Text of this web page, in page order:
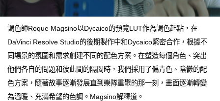
調色師Roque Magsino以Dycaico的預覽LUT作為調色起點，在
DaVinci Resolve Studio的後期製作中和Dycaico緊密合作，根據不
同場景的氛圍和需求創建不同的配色方案。在塑造每個角色、突出
他們各自的問題和彼此間的隔閡時，我們採用了偏青色、陰鬱的配
色方案，隨著故事逐漸發展直到樂隊重聚的那一刻，畫面逐漸轉變
為溫暖、充滿希望的色調。Magsino解釋道。